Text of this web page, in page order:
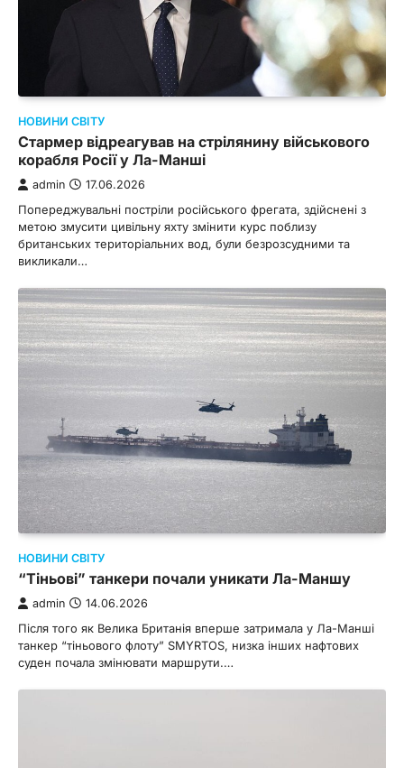
НОВИНИ СВІТУ
Стармер відреагував на стрілянину військового
корабля Росії у Ла-Манші
admin 17.06.2026
Попереджувальні постріли російського фрегата, здійснені з
метою змусити цивільну яхту змінити курс поблизу
британських територіальних вод, були безрозсудними та
викликали…
НОВИНИ СВІТУ
“Тіньові” танкери почали уникати Ла-Маншу
admin 14.06.2026
Після того як Велика Британія вперше затримала у Ла-Манші
танкер “тіньового флоту” SMYRTOS, низка інших нафтових
суден почала змінювати маршрути.…